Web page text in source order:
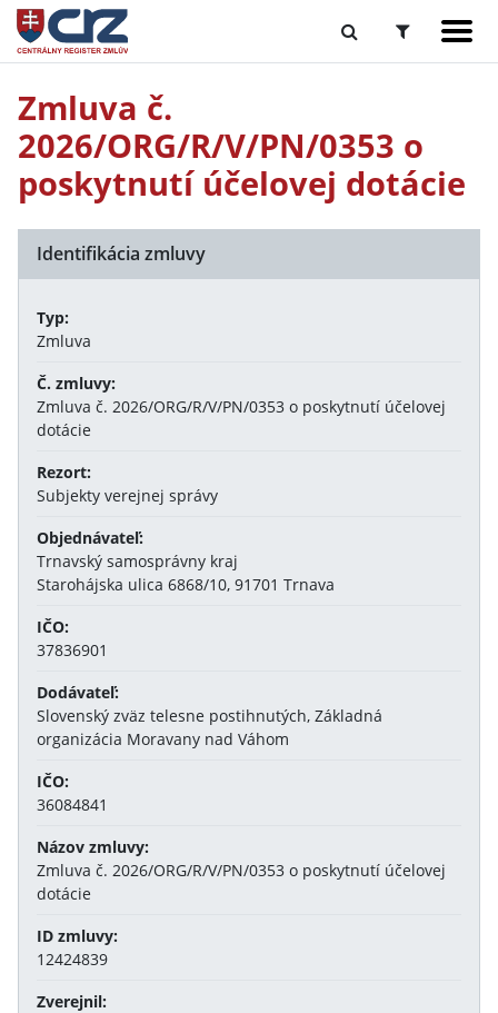
Zmluva č.
2026/ORG/R/V/PN/0353 o
poskytnutí účelovej dotácie
Identifikácia zmluvy
Typ:
Zmluva
Č. zmluvy:
Zmluva č. 2026/ORG/R/V/PN/0353 o poskytnutí účelovej
dotácie
Rezort:
Subjekty verejnej správy
Objednávateľ:
Trnavský samosprávny kraj
Starohájska ulica 6868/10, 91701 Trnava
IČO:
37836901
Dodávateľ:
Slovenský zväz telesne postihnutých, Základná
organizácia Moravany nad Váhom
IČO:
36084841
Názov zmluvy:
Zmluva č. 2026/ORG/R/V/PN/0353 o poskytnutí účelovej
dotácie
ID zmluvy:
12424839
Zverejnil: